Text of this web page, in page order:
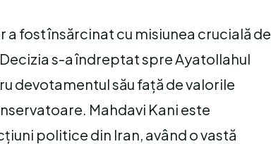
fost însărcinat cu misiunea crucială de
s-a îndreptat spre Ayatollahul
devotamentul său față de valorile
Mahdavi Kani este
politice din Iran, având o vastă